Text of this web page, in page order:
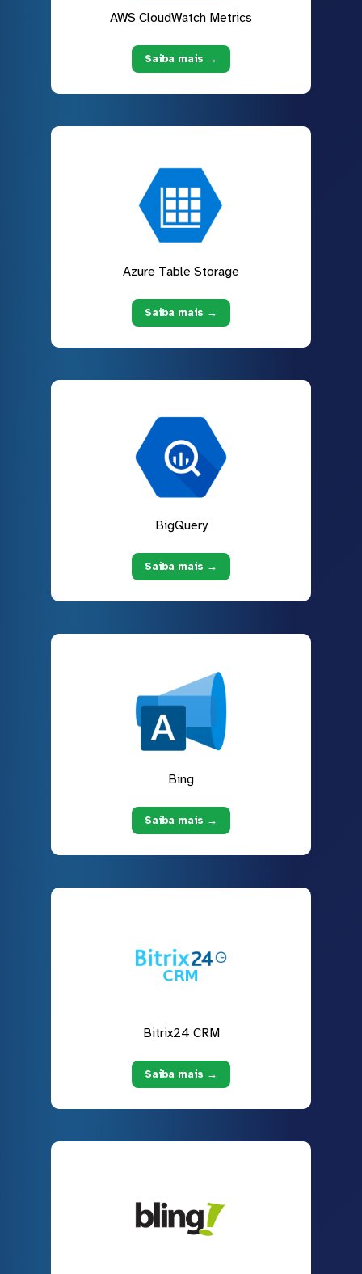
AWS CloudWatch Metrics
Saiba mais →
Azure Table Storage
Saiba mais →
BigQuery
Saiba mais →
Bing
Saiba mais →
Bitrix24 CRM
Saiba mais →